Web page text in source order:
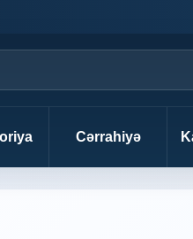
Cərrahiyə